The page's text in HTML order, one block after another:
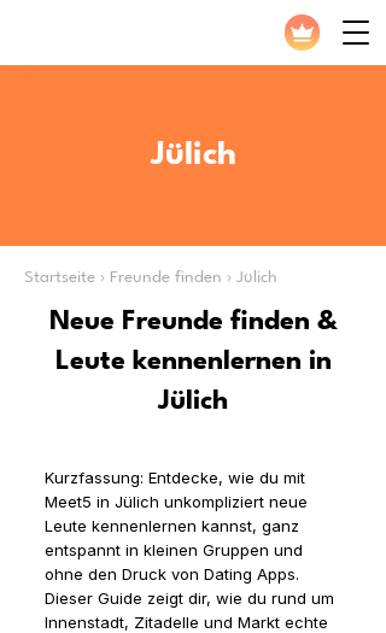
Jülich
Startseite › Freunde finden › Jülich
Neue Freunde finden &
Leute kennenlernen in
Jülich
Kurzfassung: Entdecke, wie du mit
Meet5 in Jülich unkompliziert neue
Leute kennenlernen kannst, ganz
entspannt in kleinen Gruppen und
ohne den Druck von Dating Apps.
Dieser Guide zeigt dir, wie du rund um
Innenstadt, Zitadelle und Markt echte